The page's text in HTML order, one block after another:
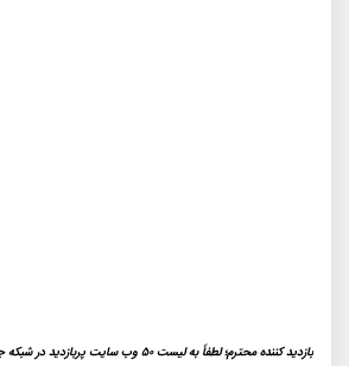
بازدید کننده محترم؛ لطفاً به لیست 50 وب سایت پربازدید در شبکه جهانی وب نگاهی بیندازید: